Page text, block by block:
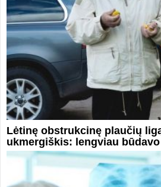
Lėtinę obstrukcinę plaučių
ukmergiškis: lengviau